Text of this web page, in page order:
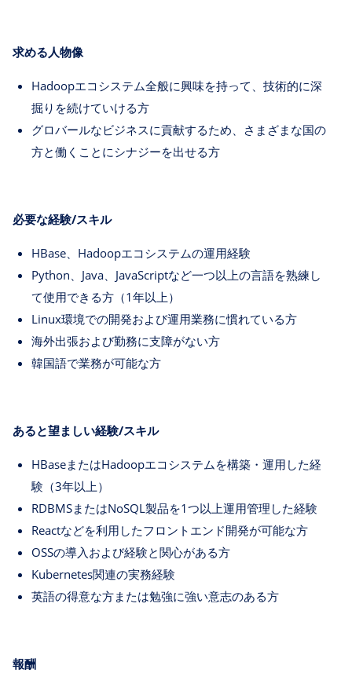
求める人物像
Hadoopエコシステム全般に興味を持って、技術的に深
掘りを続けていける方
グロバールなビジネスに貢献するため、さまざまな国の
方と働くことにシナジーを出せる方
必要な経験/スキル
HBase、Hadoopエコシステムの運用経験
Python、Java、JavaScriptなど一つ以上の言語を熟練し
て使用できる方（1年以上）
Linux環境での開発および運用業務に慣れている方
海外出張および勤務に支障がない方
韓国語で業務が可能な方
あると望ましい経験/スキル
HBaseまたはHadoopエコシステムを構築・運用した経
験（3年以上）
RDBMSまたはNoSQL製品を1つ以上運用管理した経験
Reactなどを利用したフロントエンド開発が可能な方
OSSの導入および経験と関心がある方
Kubernetes関連の実務経験
英語の得意な方または勉強に強い意志のある方
報酬